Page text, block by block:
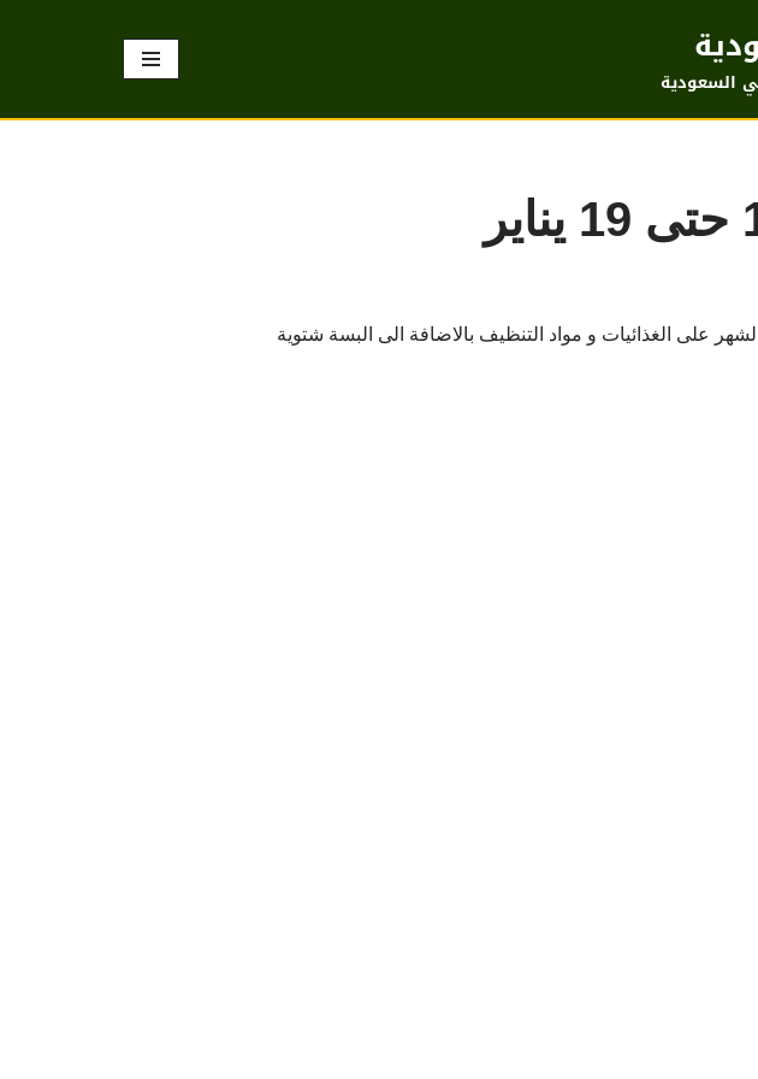
السعودية
على الغذائيات و مواد التنظيف بالاضافة الى البسة شتوية